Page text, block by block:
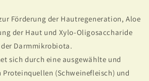
Förderung der Hautregeneration, Aloe
der Haut und Xylo-Oligosaccharide
Darmmikrobiota.
sich durch eine ausgewählte und
Proteinquellen (Schweinefleisch) und